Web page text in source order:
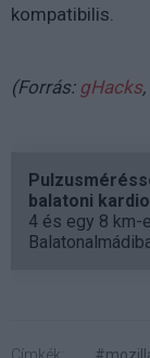
kompatibilis.
(Forrás: gHacks,
balatoni
4 és egy 8 km-